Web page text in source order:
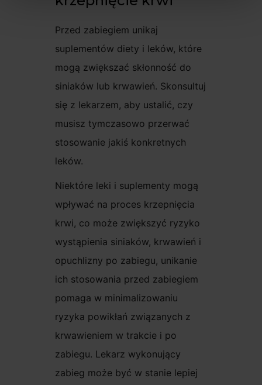
Przed zabiegiem unikaj
suplementów diety i leków, które
mogą zwiększać skłonność do
siniaków lub krwawień. Skonsultuj
się z lekarzem, aby ustalić, czy
musisz tymczasowo przerwać
stosowanie jakiś konkretnych
leków.
Niektóre leki i suplementy mogą
wpływać na proces krzepnięcia
krwi, co może zwiększyć ryzyko
wystąpienia siniaków, krwawień i
opuchlizny po zabiegu, unikanie
ich stosowania przed zabiegiem
pomaga w minimalizowaniu
ryzyka powikłań związanych z
krwawieniem w trakcie i po
zabiegu. Lekarz wykonujący
zabieg może być w stanie lepiej